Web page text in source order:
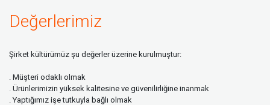
Değerlerimiz
Şirket kültürümüz şu değerler üzerine kurulmuştur:
. Müşteri odaklı olmak
. Ürünlerimizin yüksek kalitesine ve güvenilirliğine inanmak
. Yaptığımız işe tutkuyla bağlı olmak